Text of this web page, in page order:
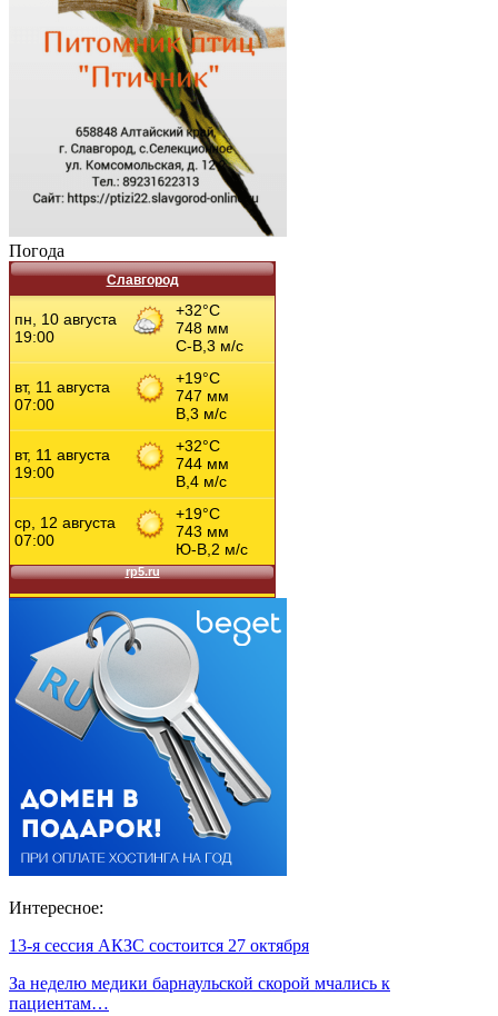
Погода
Славгород
Интересное:
13-я сессия АКЗС состоится 27 октября
За неделю медики барнаульской скорой мчались к
пациентам…